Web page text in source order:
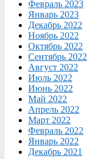
Февраль 2023
Январь 2023
Декабрь 2022
Ноябрь 2022
Октябрь 2022
Сентябрь 2022
Август 2022
Июль 2022
Июнь 2022
Май 2022
Апрель 2022
Март 2022
Февраль 2022
Январь 2022
Декабрь 2021